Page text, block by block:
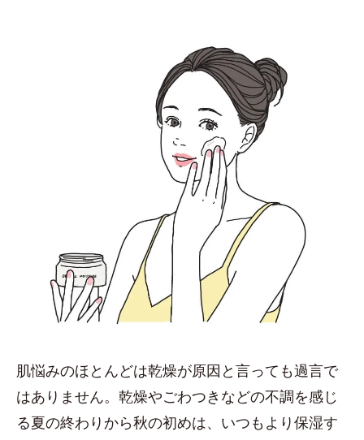
肌悩みのほとんどは乾燥が原因と言っても過言で
はありません。乾燥やごわつきなどの不調を感じ
る夏の終わりから秋の初めは、いつもより保湿す